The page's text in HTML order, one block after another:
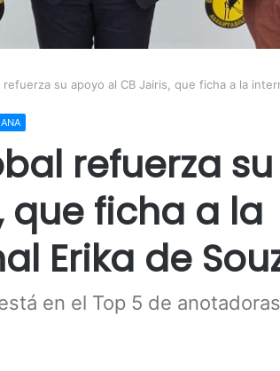
su apoyo al CB Jairis, que ficha a la
refuerza
que ficha a la
Erika de
en el Top 5 de